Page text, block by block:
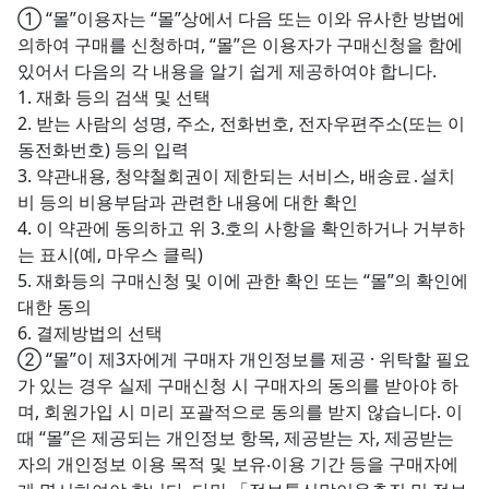
① “몰”이용자는 “몰”상에서 다음 또는 이와 유사한 방법에
의하여 구매를 신청하며, “몰”은 이용자가 구매신청을 함에
있어서 다음의 각 내용을 알기 쉽게 제공하여야 합니다.
1. 재화 등의 검색 및 선택
2. 받는 사람의 성명, 주소, 전화번호, 전자우편주소(또는 이
동전화번호) 등의 입력
3. 약관내용, 청약철회권이 제한되는 서비스, 배송료․설치
비 등의 비용부담과 관련한 내용에 대한 확인
4. 이 약관에 동의하고 위 3.호의 사항을 확인하거나 거부하
는 표시(예, 마우스 클릭)
5. 재화등의 구매신청 및 이에 관한 확인 또는 “몰”의 확인에
대한 동의
6. 결제방법의 선택
② “몰”이 제3자에게 구매자 개인정보를 제공 · 위탁할 필요
가 있는 경우 실제 구매신청 시 구매자의 동의를 받아야 하
며, 회원가입 시 미리 포괄적으로 동의를 받지 않습니다. 이
때 “몰”은 제공되는 개인정보 항목, 제공받는 자, 제공받는
자의 개인정보 이용 목적 및 보유‧이용 기간 등을 구매자에